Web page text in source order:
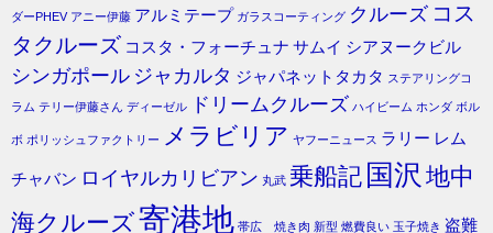
ダーPHEV アニー伊藤 アルミテープ ガラスコーティング クルーズ コス
タクルーズ コスタ・フォーチュナ サムイ シアヌークビル
シンガポール ジャカルタ ジャパネットタカタ ステアリングコ
ラム テリー伊藤さん ディーゼル ドリームクルーズ ハイビーム ホンダ ボル
ボ ポリッシュファクトリー メラビリア ヤフーニュース ラリー レム
チャバン ロイヤルカリビアン 丸武 乗船記 国沢 地中
海クルーズ寄港地 帯広 焼き肉 新型 燃費良い 玉子焼き 盗難